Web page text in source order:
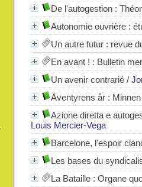
De l'autogestion :
Autonomie ouvrière :
Un autre futur : revue
En avant ! : Bulletin
Un avenir contrarié /
Äventyrens år :
Azione diretta e
Louis Mercier-Vega
Barcelone, l'espoir
Les bases du
La Bataille : Organe